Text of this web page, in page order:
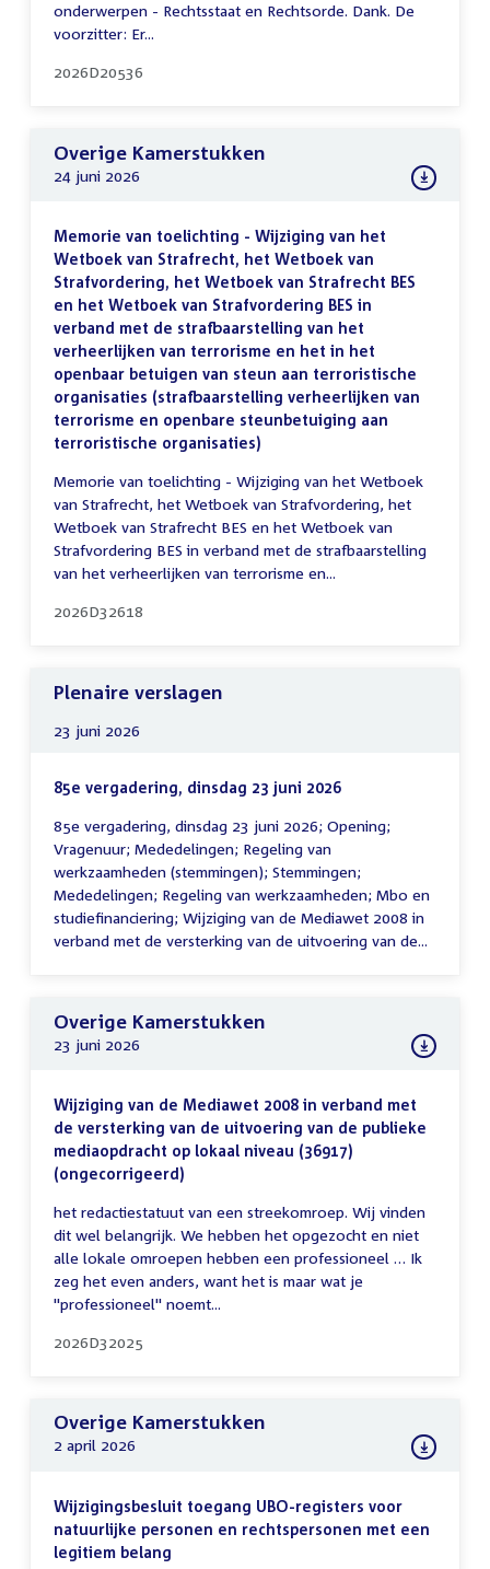
onderwerpen - Rechtsstaat en Rechtsorde. Dank. De
voorzitter: Er...
2026D20536
Overige Kamerstukken
24 juni 2026
Memorie van toelichting - Wijziging van het
Wetboek van Strafrecht, het Wetboek van
Strafvordering, het Wetboek van Strafrecht BES
en het Wetboek van Strafvordering BES in
verband met de strafbaarstelling van het
verheerlijken van terrorisme en het in het
openbaar betuigen van steun aan terroristische
organisaties (strafbaarstelling verheerlijken van
terrorisme en openbare steunbetuiging aan
terroristische organisaties)
Memorie van toelichting - Wijziging van het Wetboek
van Strafrecht, het Wetboek van Strafvordering, het
Wetboek van Strafrecht BES en het Wetboek van
Strafvordering BES in verband met de strafbaarstelling
van het verheerlijken van terrorisme en...
2026D32618
Plenaire verslagen
23 juni 2026
85e vergadering, dinsdag 23 juni 2026
85e vergadering, dinsdag 23 juni 2026; Opening;
Vragenuur; Mededelingen; Regeling van
werkzaamheden (stemmingen); Stemmingen;
Mededelingen; Regeling van werkzaamheden; Mbo en
studiefinanciering; Wijziging van de Mediawet 2008 in
verband met de versterking van de uitvoering van de...
Overige Kamerstukken
23 juni 2026
Wijziging van de Mediawet 2008 in verband met
de versterking van de uitvoering van de publieke
mediaopdracht op lokaal niveau (36917)
(ongecorrigeerd)
het redactiestatuut van een streekomroep. Wij vinden
dit wel belangrijk. We hebben het opgezocht en niet
alle lokale omroepen hebben een professioneel … Ik
zeg het even anders, want het is maar wat je
"professioneel" noemt...
2026D32025
Overige Kamerstukken
2 april 2026
Wijzigingsbesluit toegang UBO-registers voor
natuurlijke personen en rechtspersonen met een
legitiem belang